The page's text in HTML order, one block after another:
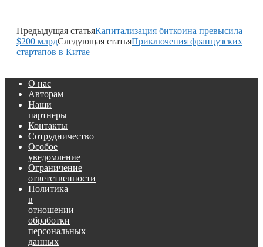
Предыдущая статьяКапитализация биткоина превысила
$200 млрдСледующая статьяПриключения французских
стартапов в Китае
О нас
Авторам
Наши
партнеры
Контакты
Сотрудничество
Особое
уведомление
Ограничение
ответственности
Политика
в
отношении
обработки
персональных
данных